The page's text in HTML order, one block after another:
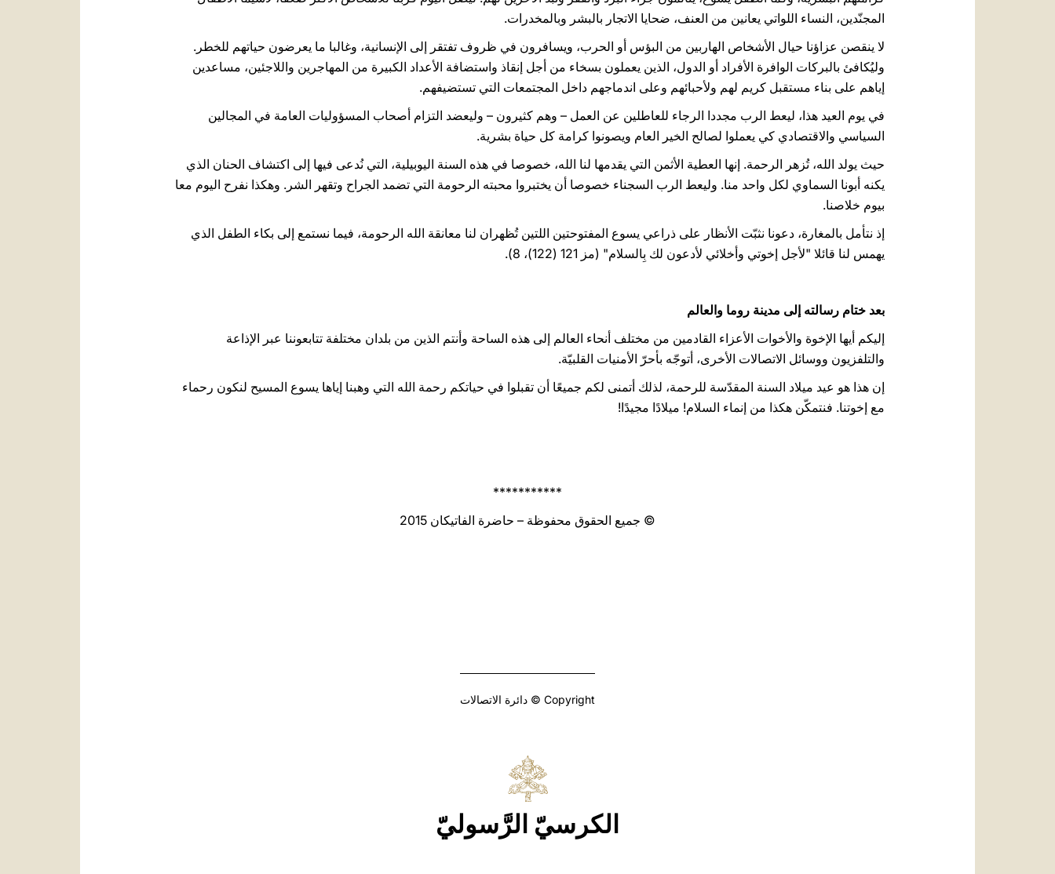
المجنّدين، النساء اللواتي يعانين من العنف، ضحايا الاتجار بالبشر وبالمخدرات.
لا ينقصن عزاؤنا حيال الأشخاص الهاربين من البؤس أو الحرب، ويسافرون في ظروف تفتقر إلى الإنسانية، وغالبا ما يعرضون حياتهم للخطر.
وليُكافئ بالبركات الوافرة الأفراد أو الدول، الذين يعملون بسخاء من أجل إنقاذ واستضافة الأعداد الكبيرة من المهاجرين واللاجئين، مساعدين
إياهم على بناء مستقبل كريم لهم ولأحبائهم وعلى اندماجهم داخل المجتمعات التي تستضيفهم.
في يوم العيد هذا، ليعط الرب مجددا الرجاء للعاطلين عن العمل – وهم كثيرون – وليعضد التزام أصحاب المسؤوليات العامة في المجالين
السياسي والاقتصادي كي يعملوا لصالح الخير العام ويصونوا كرامة كل حياة بشرية.
حيث يولد الله، تُزهر الرحمة. إنها العطية الأثمن التي يقدمها لنا الله، خصوصا في هذه السنة اليوبيلية، التي نُدعى فيها إلى اكتشاف الحنان الذي
يكنه أبونا السماوي لكل واحد منا. وليعط الرب السجناء خصوصا أن يختبروا محبته الرحومة التي تضمد الجراح وتقهر الشر. وهكذا نفرح اليوم معا
بيوم خلاصنا.
إذ نتأمل بالمغارة، دعونا نثبّت الأنظار على ذراعي يسوع المفتوحتين اللتين تُظهران لنا معانقة الله الرحومة، فيما نستمع إلى بكاء الطفل الذي
يهمس لنا قائلا "لأجل إخوتي وأخلائي لأدعون لك بِالسلام" (مز 121 (122)، 8).
بعد ختام رسالته إلى مدينة روما والعالم
إليكم أيها الإخوة والأخوات الأعزاء القادمين من مختلف أنحاء العالم إلى هذه الساحة وأنتم الذين من بلدان مختلفة تتابعوننا عبر الإذاعة
والتلفزيون ووسائل الاتصالات الأخرى، أتوجّه بأحرّ الأمنيات القلبيّة.
إن هذا هو عيد ميلاد السنة المقدّسة للرحمة، لذلك أتمنى لكم جميعًا أن تقبلوا في حياتكم رحمة الله التي وهبنا إياها يسوع المسيح لنكون رحماء
مع إخوتنا. فنتمكّن هكذا من إنماء السلام! ميلادًا مجيدًا!
***********
© جميع الحقوق محفوظة – حاضرة الفاتيكان 2015
Copyright © دائرة الاتصالات
الكرسيّ الرَّسوليّ